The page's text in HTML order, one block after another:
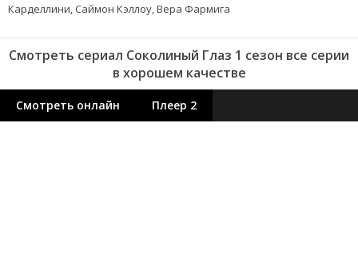
Карделлини, Саймон Кэллоу, Вера Фармига
Смотреть сериал Соколиный Глаз 1 сезон все серии
в хорошем качестве
Смотреть онлайн Плеер 2